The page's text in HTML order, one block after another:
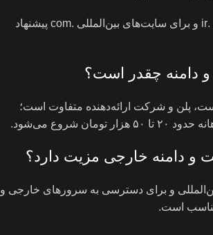
برای سایت‌های ایرانی .ir و برای سایت‌های بین‌المللی .com پیشنهاد
پلن و شرکت ارائه‌دهنده متفاوت است؛
شروع می‌شود.
و برای دسترسی به سرورهای خارجی و
مناسب است.